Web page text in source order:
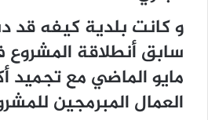
و كانت بلدية كيفه
مايو الماضي مع تجميد
العمال المبرمجين